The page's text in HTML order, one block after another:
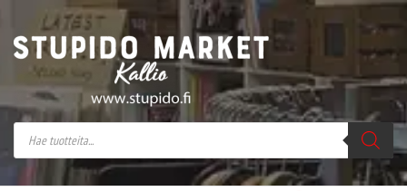
Stupido Market – verkossa ja kivijalassa
Stupido Market on vaihtoehtomusaan
erikoistunut verkko- sekä
kivijalkakauppa Helsingissä Kallion